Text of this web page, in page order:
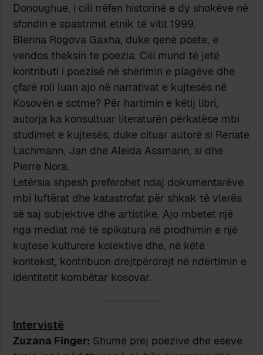
Donoughue, i cili rrëfen historinë e dy shokëve në
sfondin e spastrimit etnik të vitit 1999.
Blerina Rogova Gaxha, duke qenë poete, e
vendos theksin te poezia. Cili mund të jetë
kontributi i poezisë në shërimin e plagëve dhe
çfarë roli luan ajo në narrativat e kujtesës në
Kosovën e sotme? Për hartimin e këtij libri,
autorja ka konsultuar literaturën përkatëse mbi
studimet e kujtesës, duke cituar autorë si Renate
Lachmann, Jan dhe Aleida Assmann, si dhe
Pierre Nora.
Letërsia shpesh preferohet ndaj dokumentarëve
mbi luftërat dhe katastrofat për shkak të vlerës
së saj subjektive dhe artistike. Ajo mbetet një
nga mediat më të spikatura në prodhimin e një
kujtese kulturore kolektive dhe, në këtë
kontekst, kontribuon drejtpërdrejt në ndërtimin e
identitetit kombëtar kosovar.
Intervistë
Zuzana Finger: Shumë prej poezive dhe eseve